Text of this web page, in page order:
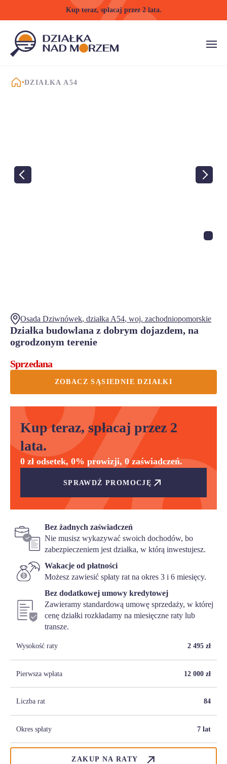
Kup teraz, spłacaj przez 2 lata.
STRONA GŁÓWNA
DZIAŁKA A54
Osada Dziwnówek, działka A54, woj. zachodniopomorskie
Działka budowlana z dobrym dojazdem, na
ogrodzonym terenie
Sprzedana
ZOBACZ SĄSIEDNIE DZIAŁKI
Kup teraz, spłacaj przez 2
lata.
0 zł odsetek, 0% prowizji, 0 zaświadczeń.
SPRAWDŹ PROMOCJĘ
Bez żadnych zaświadczeń
Nie musisz wykazywać swoich dochodów, bo
zabezpieczeniem jest działka, w którą inwestujesz.
Wakacje od płatności
Możesz zawiesić spłaty rat na okres 3 i 6 miesięcy.
Bez dodatkowej umowy kredytowej
Zawieramy standardową umowę sprzedaży, w której
cenę działki rozkładamy na miesięczne raty lub
transze.
Wysokość raty 2 495 zł
Pierwsza wpłata 12 000 zł
Liczba rat 84
Okres spłaty 7 lat
ZAKUP NA RATY